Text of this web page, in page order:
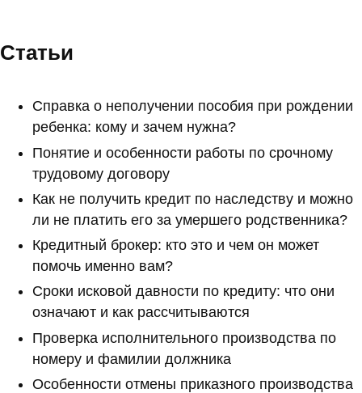
Статьи
Справка о неполучении пособия при рождении
ребенка: кому и зачем нужна?
Понятие и особенности работы по срочному
трудовому договору
Как не получить кредит по наследству и можно
ли не платить его за умершего родственника?
Кредитный брокер: кто это и чем он может
помочь именно вам?
Сроки исковой давности по кредиту: что они
означают и как рассчитываются
Проверка исполнительного производства по
номеру и фамилии должника
Особенности отмены приказного производства